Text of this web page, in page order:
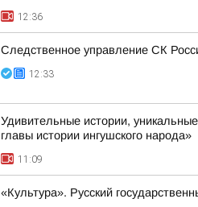
12:36
Следственное управление СК
12:33
Удивительные истории,
главы истории ингушского народа»
11:09
«Культура». Русский